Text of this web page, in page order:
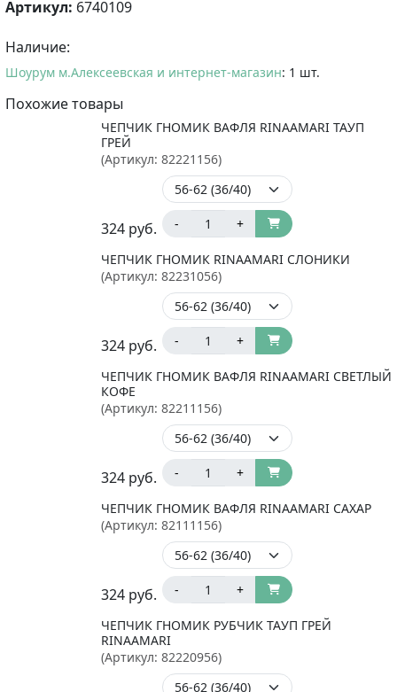
Артикул: 6740109
Наличие:
Шоурум м.Алексеевская и интернет-магазин: 1 шт.
Похожие товары
ЧЕПЧИК ГНОМИК ВАФЛЯ RINAAMARI ТАУП
ГРЕЙ
(Артикул: 82221156)
324 руб. - +
ЧЕПЧИК ГНОМИК RINAAMARI СЛОНИКИ
(Артикул: 82231056)
324 руб. - +
ЧЕПЧИК ГНОМИК ВАФЛЯ RINAAMARI СВЕТЛЫЙ
КОФЕ
(Артикул: 82211156)
324 руб. - +
ЧЕПЧИК ГНОМИК ВАФЛЯ RINAAMARI САХАР
(Артикул: 82111156)
324 руб. - +
ЧЕПЧИК ГНОМИК РУБЧИК ТАУП ГРЕЙ
RINAAMARI
(Артикул: 82220956)